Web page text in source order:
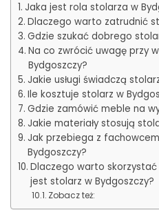
Jaka jest rola stolarza w
Dlaczego warto zatrudnić
Gdzie szukać dobrego
Na co zwrócić uwagę przy
Bydgoszczy?
Jakie usługi świadczą
Ile kosztuje stolarz w
Gdzie zamówić meble na
Jakie materiały stosują
Jak przebiega z
Bydgoszczy?
Dlaczego warto skorzystać
jest stolarz w Bydgoszczy?
Zobacz też: